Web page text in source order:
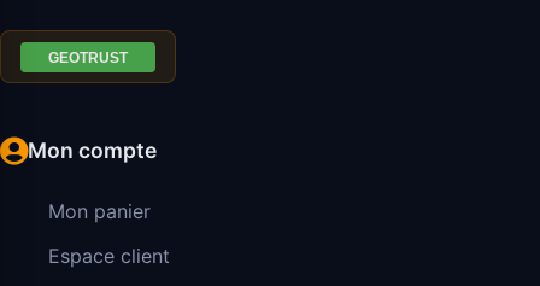
Mon compte
Mon panier
Espace client